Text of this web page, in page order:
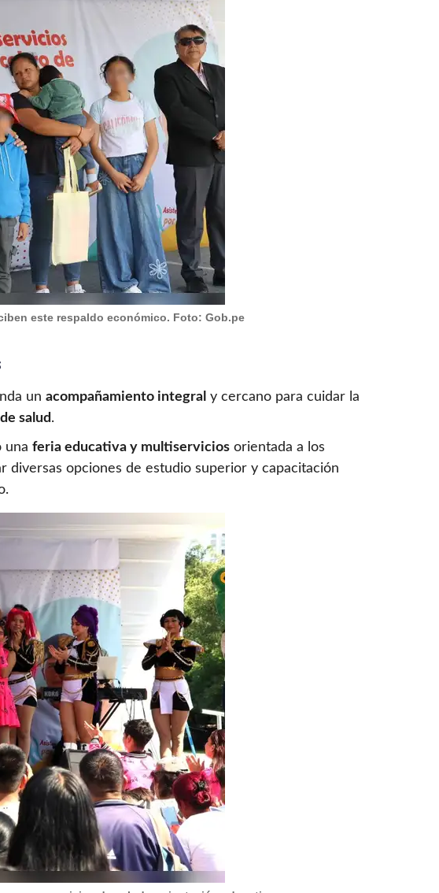
este respaldo económico. Foto: Gob.pe
un acompañamiento integral y cercano para cuidar la
salud.
una feria educativa y multiservicios orientada a los
diversas opciones de estudio superior y capacitación